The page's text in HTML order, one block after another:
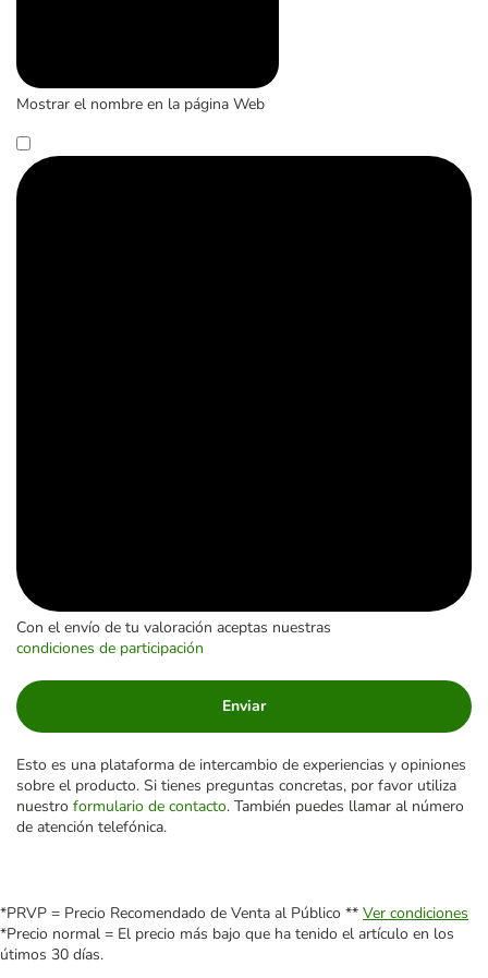
Mostrar el nombre en la página Web
Con el envío de tu valoración aceptas nuestras
condiciones de participación
Enviar
Esto es una plataforma de intercambio de experiencias y opiniones
sobre el producto. Si tienes preguntas concretas, por favor utiliza
nuestro formulario de contacto. También puedes llamar al número
de atención telefónica.
*PRVP = Precio Recomendado de Venta al Público ** Ver condiciones
*Precio normal = El precio más bajo que ha tenido el artículo en los
útimos 30 días.